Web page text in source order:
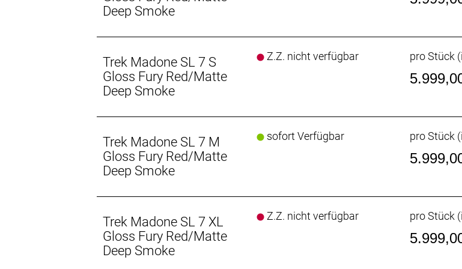
Rahmengröße: ML
Rahmenmaterial: Carbon
Gangschaltung: Shimano Ultegra R8150 Di2, max. 34 Z. an größtem Ritzel
Anzahl Gänge: 1
Schalthebel: Shimano Ultegra R8170 Di2, 12fach // Shimano Ultegra R8170
Hinterradbremse: Shimano CL800, Center Lock Scheibenaufnahme, 160 mm
Max. Bremsscheibendu
Reifen: Bontrager R3 Hard-Case Lite, Tubeless-Ready, Aramidwulstkern, 170
Gabel: Madone Gen 8, Vollcarbon, konischer Carbongabelschaft, interne
Deep Smoke
Trek Madone SL 7 S
Gloss Fury Red/Matte
Deep Smoke
Z.Z. nicht verfügbar pro Stück
Trek Madone SL 7 M
Gloss Fury Red/Matte
Deep Smoke
sofort Verfügbar pro Stück
Trek Madone SL 7 XL
Gloss Fury Red/Matte
Deep Smoke
Z.Z. nicht verfügbar pro Stück